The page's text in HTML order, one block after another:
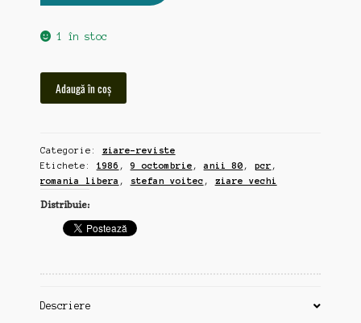
1 în stoc
Romania
vechi
9
octombrie
1986
Adaugă în coș
Categorie: ziare-reviste
Etichete: 1986 ,9 octombrie ,anii 80 , pcr ,
romania libera , stefan voitec , ziare vechi
Distribuie:
Descriere